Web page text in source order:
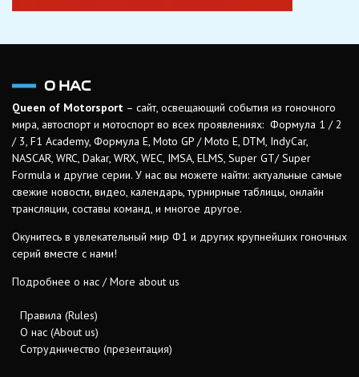
О НАС
Queen of Motorsport – сайт, освещающий события из гоночного
мира, автоспорт и мотоспорт во всех проявлениях: Формула 1 / 2
/ 3, F1 Academy, Формула Е, Moto GP / Moto E, DTM, IndyCar,
NASCAR, WRC, Dakar, WRX, WEC, IMSA, ELMS, Super GT/ Super
Formula и другие серии. У нас вы можете найти: актуальные самые
свежие новости, видео, календарь, турнирные таблицы, онлайн
трансляции, составы команд, и многое другое.
Окунитесь в увлекательный мир Ф1 и других крупнейших гоночных
серий вместе с нами!
Подробнее о нас / More about us
Правила (Rules)
О нас (About us)
Сотрудничество (презентация)